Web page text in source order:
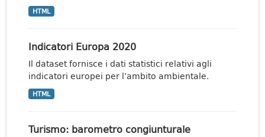
HTML
Indicatori Europa 2020
Il dataset fornisce i dati statistici relativi agli
indicatori europei per l’ambito ambientale.
HTML
Turismo: barometro congiunturale